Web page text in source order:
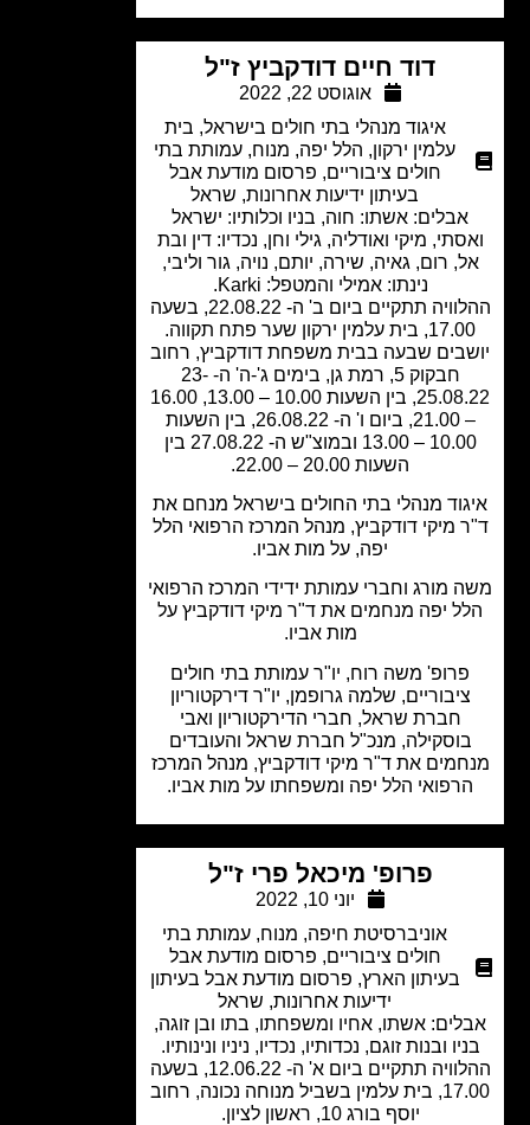
דוד חיים דודקביץ ז"ל
אוגוסט 22, 2022
איגוד מנהלי בתי חולים בישראל,בית
עלמין ירקון,הלל יפה,מנוח,עמותת בתי
חולים ציבוריים,פרסום מודעת אבל
בעיתון ידיעות אחרונות,שראל
אבלים: אשתו: חוה, בניו וכלותיו: ישראל
מיקי ואודליה, גילי וחן, נכדיו: דין ובת
רום, גאיה, שירה, יותם, נויה, גור וליבי,
נינתו: אמילי והמטפל: Karki.
ההלוויה תתקיים ביום ב' ה- 22.08.22, בשעה
שבעה בבית משפחת דודקביץ, רחוב
חבקוק 5, רמת גן, בימים ג'-ה' ה- 23-
25.08.22, בין השעות 10.00 – 13.00, 16.00
– 21.00, ביום ו' ה- 26.08.22, בין השעות
10.00 – 13.00 ובמוצ"ש ה- 27.08.22 בין
מנהלי בתי החולים בישראל מנחם את
מיקי דודקביץ, מנהל המרכז הרפואי הלל
יפה, על מות אביו.
מורג וחברי עמותת ידידי המרכז הרפואי
יפה מנחמים את ד"ר מיקי דודקביץ על
מות אביו.
משה רוח, יו"ר עמותת בתי חולים
שלמה גרופמן, יו"ר דירקטוריון
חברת שראל, חברי הדירקטוריון ואבי
מנכ"ל חברת שראל והעובדים
את ד"ר מיקי דודקביץ, מנהל המרכז
הלל יפה ומשפחתו על מות אביו.
פרופ' מיכאל פרי ז"ל
אוניברסיטת חיפה,מנוח,עמותת בתי
חולים ציבוריים,פרסום מודעת אבל
בעיתון הארץ,פרסום מודעת אבל בעיתון
ידיעות אחרונות,שראל
אשתו, אחיו ומשפחתו, בתו ובן זוגה,
ובנות זוגם, נכדותיו, נכדיו, ניניו ונינותיו.
ההלוויה תתקיים ביום א' ה- 12.06.22, בשעה
17.00, בית עלמין בשביל מנוחה נכונה, רחוב
יוסף בורג 10, ראשון לציון.